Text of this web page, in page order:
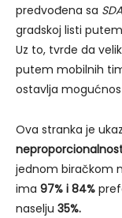
predvođena sa SDA
gradskoj listi
Uz to, tvrde da
putem mobilnih
ostavlja
Ova stranka je
jednom biračkom
ima 97% i 84%
naselju 35%.